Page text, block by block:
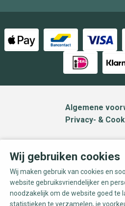
Algemene
Privacy- &
Wij gebruiken cookies
Wij maken gebruik van cookies en
website gebruiksvriendelijker en
noodzakelijk om de website goed te
statistieken te verzamelen, je